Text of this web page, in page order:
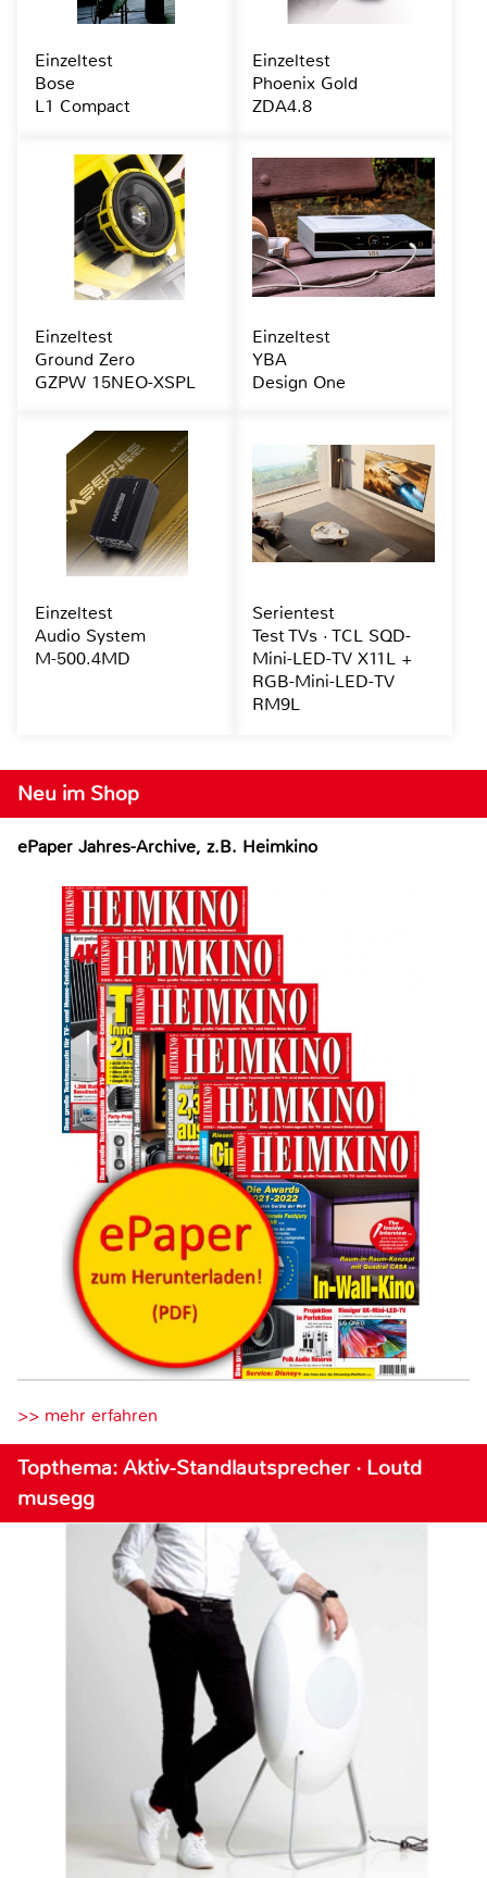
Neu im Shop
ePaper Jahres-Archive, z.B. Heimkino
>> mehr erfahren
Topthema: Aktiv-Standlautsprecher · Loutd
musegg
Einzeltest
Bose
L1 Compact
Einzeltest
Phoenix Gold
ZDA4.8
Einzeltest
Ground Zero
GZPW 15NEO-XSPL
Einzeltest
YBA
Design One
Einzeltest
Audio System
M-500.4MD
Serientest
Test TVs · TCL SQD-
Mini-LED-TV X11L +
RGB-Mini-LED-TV
RM9L